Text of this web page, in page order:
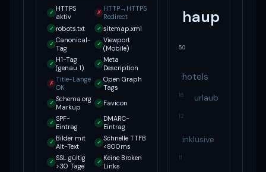
✓ HTTPS
aktiv
✗ HTTP→HTTPS
Redirect
✓ robots.txt ✓ sitemap.xml
✓ Canonical-
Tag
✓ Viewport
(Mobile)
✓ H1-Tag
(genau 1)
✓ Meta
Description
✗ Title-Länge
OK
✓ Open Graph
Tags
✓ Schema.org
Markup
✓ Favicon
✓ SPF-
Eintrag
✓ DMARC-
Eintrag
✓ Bilder mit
Alt-Text
✓ Schnelle TTFB
<800ms
✓ SSL gültig
>30 Tage
✓ Keine Broken
Links
50
hotels
16 urlaub
12
inklusive
11